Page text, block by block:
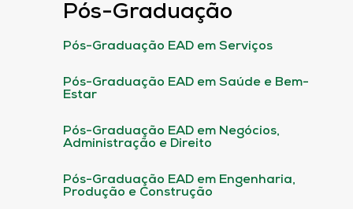
Pós-Graduação
Pós-Graduação EAD em Serviços
Pós-Graduação EAD em Saúde e Bem-
Estar
Pós-Graduação EAD em Negócios,
Administração e Direito
Pós-Graduação EAD em Engenharia,
Produção e Construção